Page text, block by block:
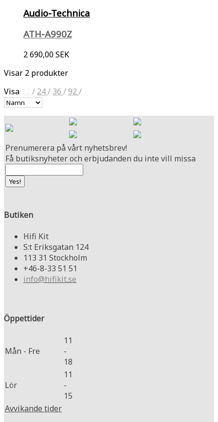
Audio-Technica
ATH-A990Z
2 690,00 SEK
Visar 2 produkter
Visa
/ 24/ 36 /92/
Prenumerera på vårt nyhetsbrev!
Få butiksnyheter och erbjudanden du inte vill missa
Butiken
Hifi Kit
S:t Eriksgatan 124
113 31 Stockholm
+46-8-33 51 51
info@hifikit.se
Öppettider
Mån - Fre
11
-
18
Lör
11
-
15
Avvikande tider